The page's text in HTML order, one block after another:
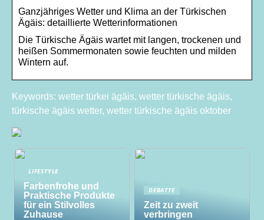
Ganzjähriges Wetter und Klima an der Türkischen
Ägäis: detaillierte Wetterinformationen
Die Türkische Ägäis wartet mit langen, trockenen und
heißen Sommermonaten sowie feuchten und milden
Wintern auf.
Keywords: wetter türkei ägäis, wetter türkische ägäis,
türkische ägäis wetter, wetter türkische ägäis oktober
LIFESTYLE
Farbenfrohe und
Praktische Produkte
für ein Stilvolles
Zuhause
DEBATTE
Zeit zu zweit
verbringen